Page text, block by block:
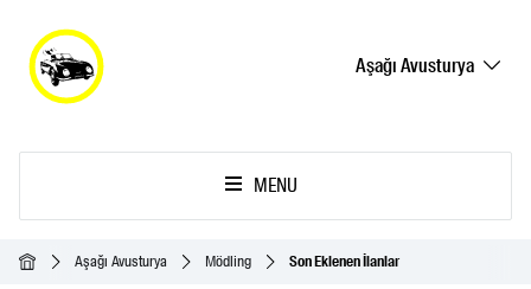
Aşağı Avusturya
MENU
Ana SayfaAşağı Avusturya Mödling Son Eklenen İlanlar